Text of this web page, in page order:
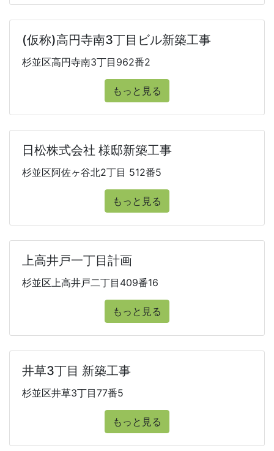
(仮称)高円寺南3丁目ビル新築工事
杉並区高円寺南3丁目962番2
もっと見る
日松株式会社 様邸新築工事
杉並区阿佐ヶ谷北2丁目 512番5
もっと見る
上高井戸一丁目計画
杉並区上高井戸二丁目409番16
もっと見る
井草3丁目 新築工事
杉並区井草3丁目77番5
もっと見る